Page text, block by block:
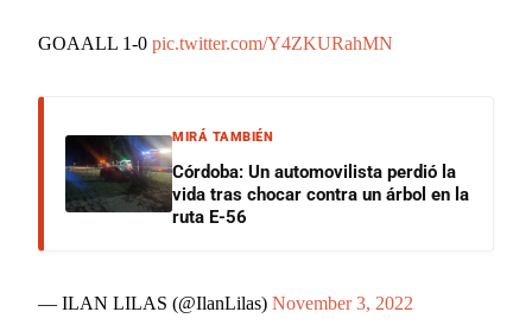
GOAALL 1-0pic.twitter.com/Y4ZKURahMN
MIRÁ TAMBIÉN
Córdoba: Un automovilista perdió la
vida tras chocar contra un árbol en la
ruta E-56
— ILAN LILAS (@IlanLilas)November 3, 2022